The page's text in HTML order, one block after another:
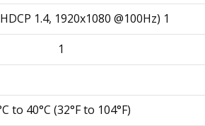
1 x DP 1.2 (HDCP 1.4, 1920x1080 @100Hz)
1
to 40°C (32°F to 104°F)